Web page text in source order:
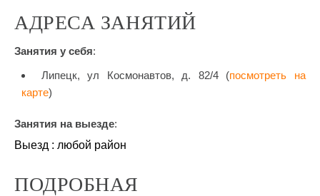
АДРЕСА ЗАНЯТИЙ
Занятия у себя:
Липецк, ул Космонавтов, д. 82/4 (посмотреть на
карте)
Занятия на выезде:
Выезд : любой район
ПОДРОБНАЯ